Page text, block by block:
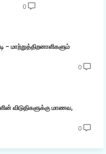
0
- மாற்றுத்திறனாளிகளும்
0
விடுதிகளுக்கு மாணவ,
0